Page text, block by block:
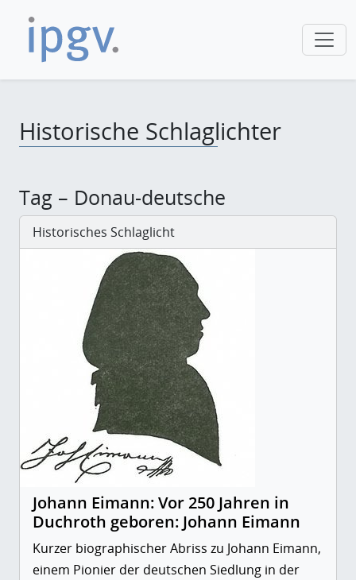
Historische Schlaglichter
Tag – Donau-deutsche
Historisches Schlaglicht
Johann Eimann: Vor 250 Jahren in
Duchroth geboren: Johann Eimann
Kurzer biographischer Abriss zu Johann Eimann,
einem Pionier der deutschen Siedlung in der